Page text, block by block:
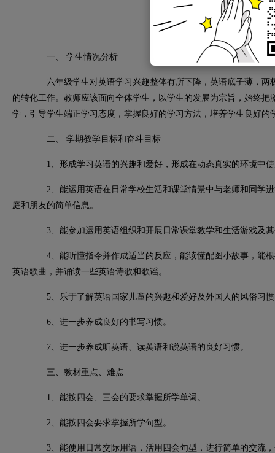
小学六年级下册英语教学
一、 学生情况分析
六年级学生对英语学习兴趣整体有所下降，英语底子薄，两
的转化工作。教师应该面向全体学生，以学生的发展为宗旨，始终
学，引导学生端正学习态度，掌握良好的学习方法，培养学生良好的
二、 学期教学目标和奋斗目标
1、 形成学习英语的兴趣和爱好，形成在动态真实的环境中
2、 能运用英语在日常学校生活和课堂情景中与老师和同学
庭和朋友的简单信息。
3、 能参加运用英语组织和开展日常课堂教学和生活游戏及
4、 能听懂指令并作成适当的反应，能读懂配图小故事，能
英语歌曲，并诵读一些英语诗歌和歌谣。
5、 乐于了解英语国家儿童的兴趣和爱好及外国人的风俗习
6、 进一步养成良好的书写习惯。
7、 进一步养成听英语、读英语和说英语的良好习惯。
三、教材重点、难点
1、 能按四会、三会的要求掌握所学单词。
2、 能按四会要求掌握所学句型。
3、 能使用日常交际用语，活用四会句型，进行简单的交流